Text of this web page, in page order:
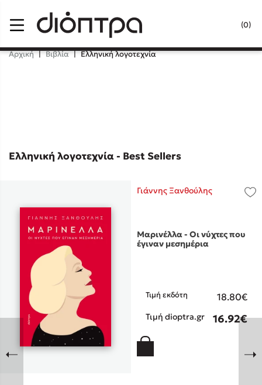
(0)
Κλείσιμο
Χάρης Πολίτης
Sebastian Fitzek
Αρχική | Βιβλία | Ελληνική λογοτεχνία
Ελληνική λογοτεχνία - Best Sellers
Γιάννης Ξανθούλης
Μαρινέλλα - Οι νύχτες που
έγιναν μεσημέρια
Τιμή εκδότη 18.80€
Τιμή dioptra.gr 16.92€